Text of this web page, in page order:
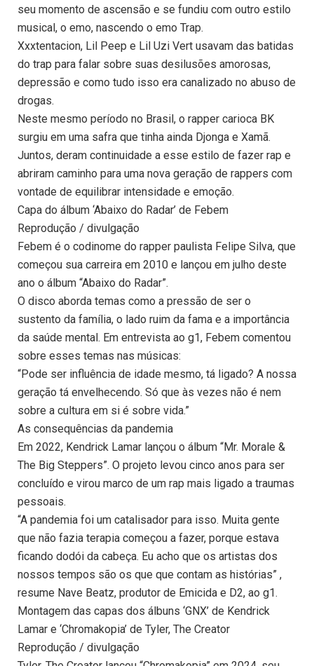
seu momento de ascensão e se fundiu com outro estilo
musical, o emo, nascendo o emo Trap.
Xxxtentacion, Lil Peep e Lil Uzi Vert usavam das batidas
do trap para falar sobre suas desilusões amorosas,
depressão e como tudo isso era canalizado no abuso de
drogas.
Neste mesmo período no Brasil, o rapper carioca BK
surgiu em uma safra que tinha ainda Djonga e Xamã.
Juntos, deram continuidade a esse estilo de fazer rap e
abriram caminho para uma nova geração de rappers com
vontade de equilibrar intensidade e emoção.
Capa do álbum ‘Abaixo do Radar’ de Febem
Reprodução / divulgação
Febem é o codinome do rapper paulista Felipe Silva, que
começou sua carreira em 2010 e lançou em julho deste
ano o álbum “Abaixo do Radar”.
O disco aborda temas como a pressão de ser o
sustento da família, o lado ruim da fama e a importância
da saúde mental. Em entrevista ao g1, Febem comentou
sobre esses temas nas músicas:
“Pode ser influência de idade mesmo, tá ligado? A nossa
geração tá envelhecendo. Só que às vezes não é nem
sobre a cultura em si é sobre vida.”
As consequências da pandemia
Em 2022, Kendrick Lamar lançou o álbum “Mr. Morale &
The Big Steppers”. O projeto levou cinco anos para ser
concluído e virou marco de um rap mais ligado a traumas
pessoais.
“A pandemia foi um catalisador para isso. Muita gente
que não fazia terapia começou a fazer, porque estava
ficando dodói da cabeça. Eu acho que os artistas dos
nossos tempos são os que que contam as histórias” ,
resume Nave Beatz, produtor de Emicida e D2, ao g1.
Montagem das capas dos álbuns ‘GNX’ de Kendrick
Lamar e ‘Chromakopia’ de Tyler, The Creator
Reprodução / divulgação